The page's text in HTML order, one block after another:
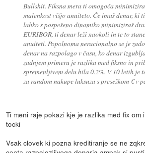
Bullshit. Fiksna mera ti omogoča
malenkost višjo anuiteto. Če imaš denar, ki
lahko s pospešeno dinamiko minimiziraš
EURIBOR, ti denar leži naokoli in te to
anuiteti. Popolnoma neracionalno se je
denar na razpolago v času, ko denar
zadnjem primeru je razlika med fiksno in
spremenljivem delu bila 0.2%. V 10 letih je
za random nakupe luksuza s presežkom € v
Ti meni raje pokazi kje je razlika med fix om
tocki
Vsak clovek ki pozna kreditiranje se ne